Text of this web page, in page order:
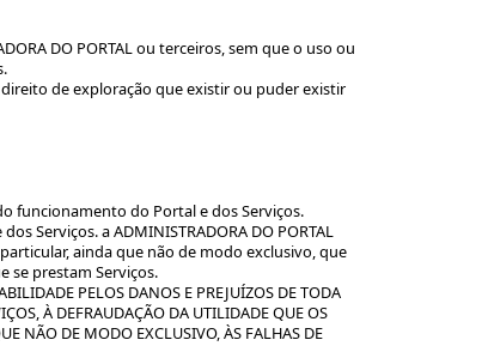
DO PORTAL ou terceiros, sem que o uso ou
direito de exploração que existir ou puder existir
funcionamento do Portal e dos Serviços.
Serviços. a ADMINISTRADORA DO PORTAL
ainda que não de modo exclusivo, que
se prestam Serviços.
PELOS DANOS E PREJUÍZOS DE TODA
À DEFRAUDAÇÃO DA UTILIDADE QUE OS
NÃO DE MODO EXCLUSIVO, ÀS FALHAS DE